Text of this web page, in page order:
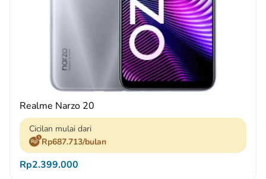
Realme Narzo 20
Cicilan mulai dari
Rp687.713/bulan
Rp2.399.000